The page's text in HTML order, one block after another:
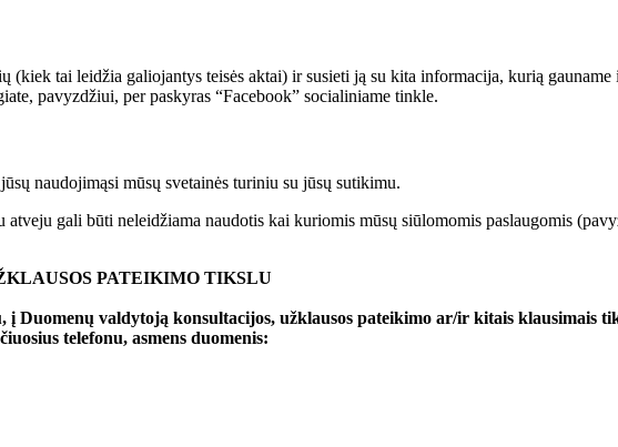
tai leidžia galiojantys teisės aktai) ir susieti ją su kita informacija, kurią
pavyzdžiui, per paskyras “Facebook” socialiniame tinkle.
naudojimąsi mūsų svetainės turiniu su jūsų sutikimu.
gali būti neleidžiama naudotis kai kuriomis mūsų siūlomomis paslaugomis
PATEIKIMO TIKSLU
Duomenų valdytoją konsultacijos, užklausos pateikimo ar/ir kitais klausimais
telefonu, asmens duomenis: